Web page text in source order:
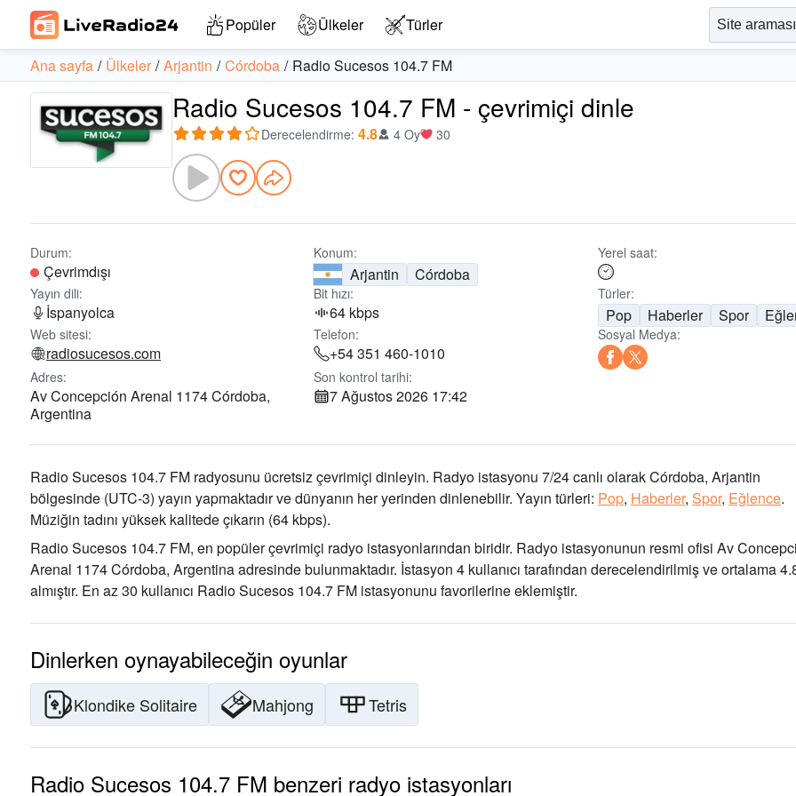
Popüler Ülkeler Türler
Ana sayfa Ülkeler Arjantin Córdoba Radio Sucesos 104.7 FM
Radio Sucesos 104.7 FM - çevrimiçi dinle
Derecelendirme: 4.8 4 Oy 30
Durum:
Çevrimdışı
Konum:
Arjantin Córdoba
Yerel saat:
Yayın dili:
İspanyolca
Bit hızı:
64 kbps
Türler:
Pop Haberler Spor
Web sitesi:
radiosucesos.com
Telefon:
+54 351 460-1010
Sosyal Medya:
Adres:
Av Concepción Arenal 1174 Córdoba,
Argentina
Son kontrol tarihi:
7 Ağustos 2026 17:42
Radio Sucesos 104.7 FM radyosunu ücretsiz çevrimiçi dinleyin. Radyo istasyonu 7/24 canlı olarakCórdoba, Arjantin
bölgesinde (UTC-3) yayın yapmaktadır ve dünyanın her yerinden dinlenebilir. Yayın türleri: Pop, Haberler, Spor, Eğlence.
Müziğin tadını yüksek kalitede çıkarın (64 kbps).
Radio Sucesos 104.7 FM, en popüler çevrimiçi radyo istasyonlarından biridir. Radyo istasyonunun resmi ofisi Av
Arenal 1174 Córdoba, Argentina adresinde bulunmaktadır. İstasyon 4 kullanıcı tarafından derecelendirilmiş ve ortalama
almıştır. En az 30 kullanıcı Radio Sucesos 104.7 FM istasyonunu favorilerine eklemiştir.
Dinlerken oynayabileceğin oyunlar
Klondike Solitaire Mahjong Tetris
Radio Sucesos 104.7 FM benzeri radyo istasyonları